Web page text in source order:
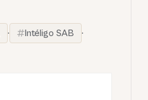
· Intéligo SAB
·